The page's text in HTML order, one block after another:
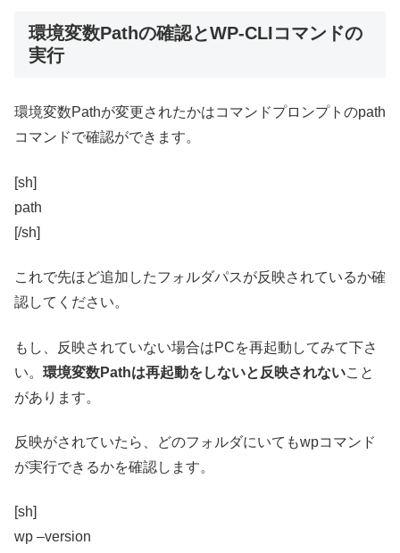
環境変数Pathの確認とWP-CLIコマンドの
実行
環境変数Pathが変更されたかはコマンドプロンプトのpath
コマンドで確認ができます。
[sh]
path
[/sh]
これで先ほど追加したフォルダパスが反映されているか確
認してください。
もし、反映されていない場合はPCを再起動してみて下さ
い。 環境変数Pathは再起動をしないと反映されないこと
があります。
反映がされていたら、どのフォルダにいてもwpコマンド
が実行できるかを確認します。
[sh]
wp –version